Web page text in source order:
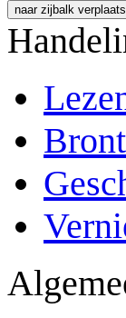
naar zijbalk